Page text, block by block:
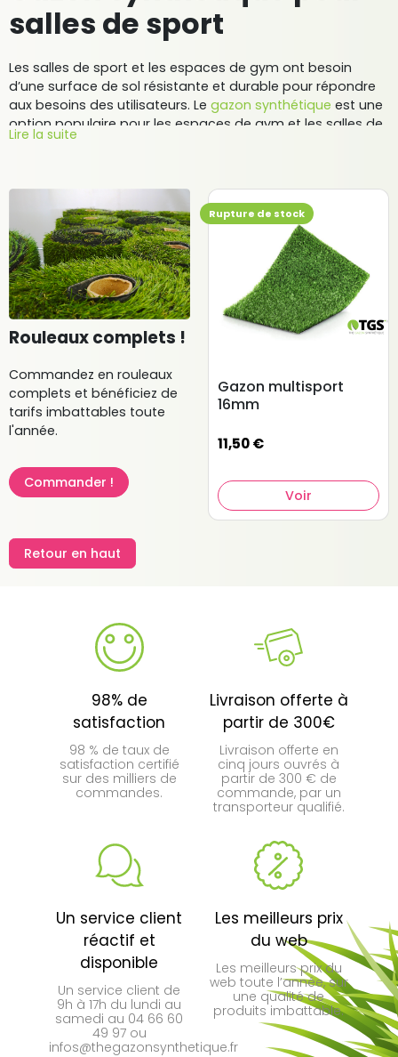
salles de sport
Les salles de sport et les espaces de gym ont besoin
d’une surface de sol résistante et durable pour répondre
aux besoins des utilisateurs. Le gazon synthétique est une
option populaire pour les espaces de gym et les salles de
sport car il offre de nombreux avantages tels que la
En tant que spécialiste de la pelouse synthétique, nous
avons développé toute une gamme de gazons sportifs
adaptés aux besoins des professionnels et des
pratiquants. C’est pour cela que nous vous proposons
aujourd’hui de découvrir notre pelouse artificielle à
destination des salles de sport, de fitness et de
gymnastique. En optant pour ce type de produit, vous
bénéficierez de ses nombreux avantages. En effet, il ne
nécessite aucun entretien. Il suffit de passer une brosse
rotative. Il ne dégage aucune odeur. Il est facile à
remplacer. Il respecte les normes européennes. Il dispose
de fibres en polyéthylène et polypropylène de haute
densité et très résistante ce qui en fait un produit
parfaitement adapté à la pratique sportive de haute
En plus de la qualité de notre produit, nous vous offrons
une assistance sur mesure afin de mener à bien votre
Pour ce faire, contactez-nous, communiquez-nous les
dimensions de la salle à couvrir et vos éventuelles
Lire la suite
Rouleaux complets !
Commandez en rouleaux
complets et bénéficiez de
tarifs imbattables toute
l'année.
Commander !
Rupture de stock
Gazon multisport
16mm
11,50 €
Voir
Retour en haut
98% de
satisfaction
98 % de taux de
satisfaction certifié
sur des milliers de
commandes.
Livraison offerte à
partir de 300€
Livraison offerte en
cinq jours ouvrés à
partir de 300 € de
commande, par un
transporteur qualifié.
Un service client
réactif et
disponible
Un service client de
9h à 17h du lundi au
samedi au 04 66 60
49 97 ou
infos@thegazonsynthetique.fr
Les meilleurs prix
du web
Les meilleurs prix du
web toute l’année, sur
une qualité de
produits imbattable.